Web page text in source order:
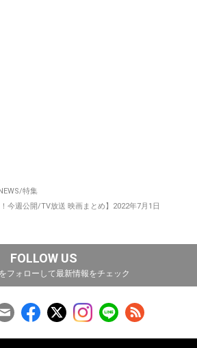
NEWS/特集
！今週公開/TV放送 映画まとめ】2022年7月1日
FOLLOW US
フォローして最新情報をチェック